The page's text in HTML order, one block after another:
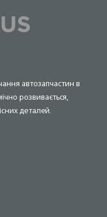
автозапчастин в
розвивається,
деталей.